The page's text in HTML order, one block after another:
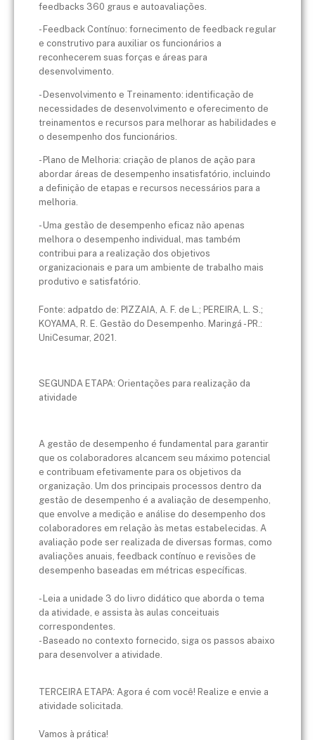
feedbacks 360 graus e autoavaliações.
- Feedback Contínuo: fornecimento de feedback regular
e construtivo para auxiliar os funcionários a
reconhecerem suas forças e áreas para
desenvolvimento.
- Desenvolvimento e Treinamento: identificação de
necessidades de desenvolvimento e oferecimento de
treinamentos e recursos para melhorar as habilidades e
o desempenho dos funcionários.
- Plano de Melhoria: criação de planos de ação para
abordar áreas de desempenho insatisfatório, incluindo
a definição de etapas e recursos necessários para a
melhoria.
- Uma gestão de desempenho eficaz não apenas
melhora o desempenho individual, mas também
contribui para a realização dos objetivos
organizacionais e para um ambiente de trabalho mais
produtivo e satisfatório.
Fonte: adpatdo de: PIZZAIA, A. F. de L.; PEREIRA, L. S.;
KOYAMA, R. E. Gestão do Desempenho. Maringá - PR.:
UniCesumar, 2021.
SEGUNDA ETAPA: Orientações para realização da
atividade​
A gestão de desempenho é fundamental para garantir
que os colaboradores alcancem seu máximo potencial
e contribuam efetivamente para os objetivos da
organização. Um dos principais processos dentro da
gestão de desempenho é a avaliação de desempenho,
que envolve a medição e análise do desempenho dos
colaboradores em relação às metas estabelecidas. A
avaliação pode ser realizada de diversas formas, como
avaliações anuais, feedback contínuo e revisões de
desempenho baseadas em métricas específicas.
​- Leia a unidade 3 do livro didático que aborda o tema
da atividade, e assista às aulas conceituais
correspondentes.
- Baseado no contexto fornecido, siga os passos abaixo
para desenvolver a atividade.
​TERCEIRA ETAPA: Agora é com você! Realize e envie a
atividade solicitada.​
Vamos à prática!